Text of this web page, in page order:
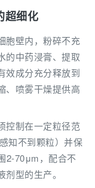
超细化
胞壁内，粉碎不充
的中药浸膏、提取
效成分充分释放到
、喷雾干燥提供高
控制在一定粒径范
知不到颗粒）并保
2-70μm，配合不
型的生产。